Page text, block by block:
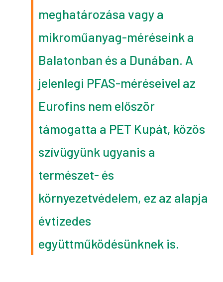
meghatározása vagy a
mikroműanyag-méréseink a
Balatonban és a Dunában. A
jelenlegi PFAS-méréseivel az
Eurofins nem először
támogatta a PET Kupát, közös
szívügyünk ugyanis a
természet- és
környezetvédelem, ez az alapja
évtizedes
együttműködésünknek is.